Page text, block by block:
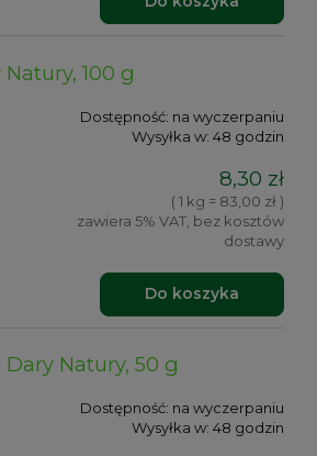
100 g
Dostępność: na wyczerpaniu
Wysyłka w: 48 godzin
8,30 zł
( 1 kg = 83,00 zł )
zawiera 5% VAT, bez kosztów
dostawy
Do koszyka
Natury, 50 g
Dostępność: na wyczerpaniu
Wysyłka w: 48 godzin